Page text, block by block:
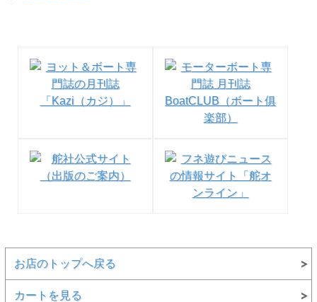
めのブラシで木目に直角に軽くこすり、泡立ってきたら5 ～
10 分置きます。
泡によごれが浮き上がってきたら、さらに軽くこすって洗い
●お取り寄せ商品になります。1週間以内に入荷できない場
合は、改めてご連絡させていただきます
お店のトップへ戻る
カートを見る